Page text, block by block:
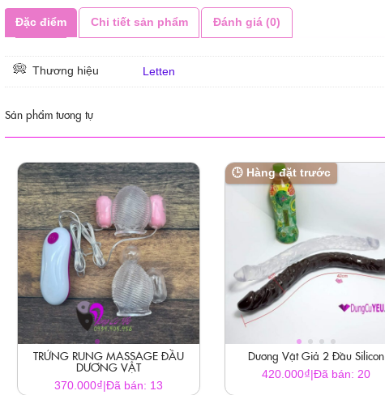
Đặc điểm Chi tiết sản phẩm Đánh giá (0)
Thương hiệu Letten
Sản phẩm tương tự
TRỨNG RUNG MASSAGE ĐẦU
DƯƠNG VẬT
370.000₫ Đã bán: 13
🕒 Hàng đặt trước
Dương Vật Giả 2 Đầu Silicon
420.000₫ Đã bán: 20